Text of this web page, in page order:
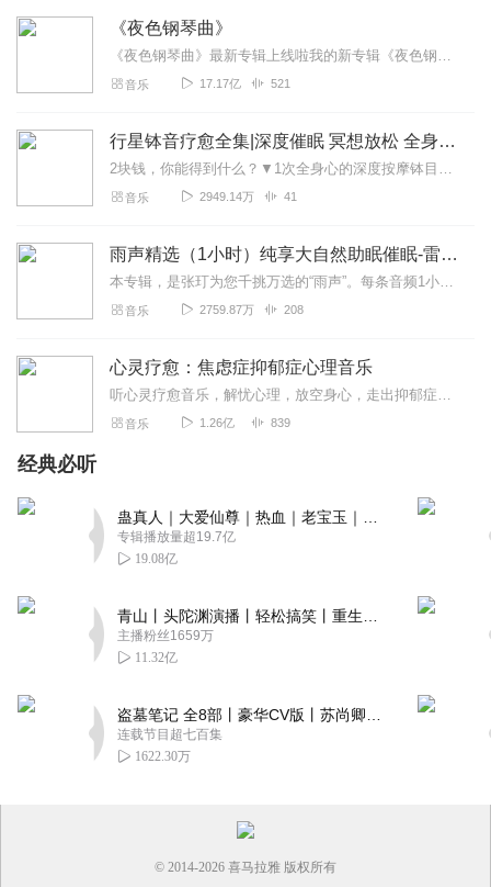
《夜色钢琴曲》
《夜色钢琴曲》最新专辑上线啦我的新专辑《夜色钢琴曲最新专辑》（点击跳转）已经上线，新专辑是《夜色钢琴曲》的升级版，我精选了诸多经典原创作品与大家分享，愿未来...
音乐 17.17亿 521
行星钵音疗愈全集|深度催眠 冥想放松 全身心深度按摩
2块钱，你能得到什么？▼1次全身心的深度按摩钵目前已广泛地被应用于美容Spa和按摩养生馆的疗程中，许多疗愈师使用铜钵在身体上，发现5分钟铜钵按摩的深度放松，效...
音乐 2949.14万 41
雨声精选（1小时）纯享大自然助眠催眠-雷雨声，下雨
本专辑，是张玎为您千挑万选的“雨声”。每条音频1小时，中间没有打扰。有轻柔细雨、淅淅沥沥；雨滴入水，滴答作响；隐隐雷声，隆隆为伴；流水潺潺，映入耳畔。这里没有音...
音乐 2759.87万 208
心灵疗愈：焦虑症抑郁症心理音乐
听心灵疗愈音乐，解忧心理，放空身心，走出抑郁症、焦虑症、恐惧症等情绪困扰。疗愈音乐=心灵养生最有效的聆听建议：步骤一、选择安静的环境，闭目静卧或坐。步骤二、根据...
音乐 1.26亿 839
经典必听
专辑播放量超19.7亿
19.08亿
主播粉丝1659万
11.32亿
连载节目超七百集
1622.30万
© 2014-2026 喜马拉雅 版权所有